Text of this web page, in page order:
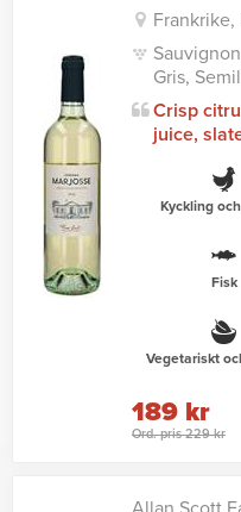
Gris,
Crisp
juice,
Kyckling
Fisk
Vegetariskt
Ord. pris 229 kr
189 kr